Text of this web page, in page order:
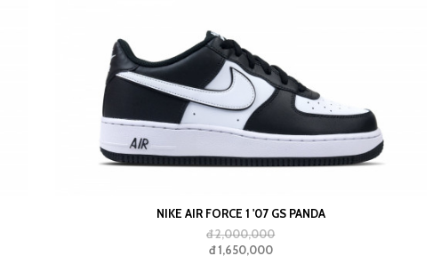
NIKE AIR FORCE 1 '07 GS PANDA
đ 2,000,000
đ 1,650,000